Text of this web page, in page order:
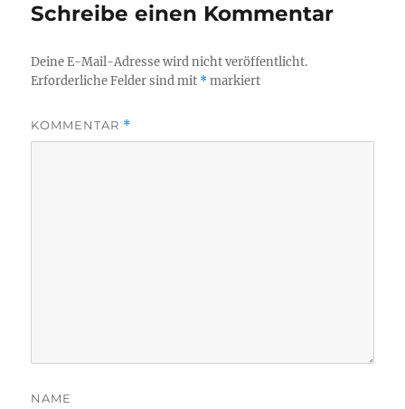
Schreibe einen Kommentar
Deine E-Mail-Adresse wird nicht veröffentlicht.
Erforderliche Felder sind mit *markiert
KOMMENTAR *
NAME